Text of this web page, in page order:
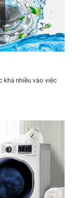
khá nhiều vào việc